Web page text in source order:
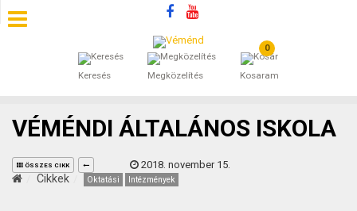
Keresés Megközelítés
0
Kosaram
SZÁLLÁSOK
ÁLTALÁNOS SZERZŐDÉSI FELTÉTELEK
KINCSES BARANYA VÉMÉND
VÉMÉNDI ÁLTALÁNOS ISKOLA
ÖSSZES CIKK 2018. november 15.
Cikkek Oktatási Intézmények